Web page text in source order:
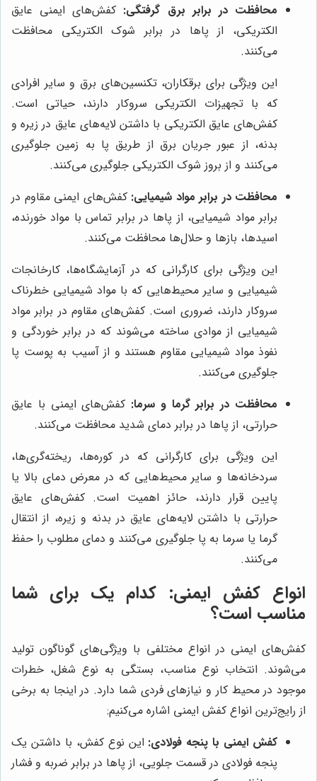
محافظت در برابر برق گرفتگی: کفش‌های ایمنی عایق
الکتریکی، از پاها در برابر شوک الکتریکی محافظت
می‌کنند.
این ویژگی برای برقکاران، تکنسین‌های برق و سایر افرادی
که با تجهیزات الکتریکی سروکار دارند، حیاتی است.
کفش‌های عایق الکتریکی با داشتن لایه‌های عایق در زیره و
بدنه، از عبور جریان برق از طریق پا به زمین جلوگیری
می‌کنند و از بروز شوک الکتریکی جلوگیری می‌کنند.
محافظت در برابر مواد شیمیایی: کفش‌های ایمنی مقاوم در
برابر مواد شیمیایی، از پاها در برابر تماس با مواد خورنده،
اسیدها، بازها و حلال‌ها محافظت می‌کنند.
این ویژگی برای کارگرانی که در آزمایشگاه‌ها، کارخانجات
شیمیایی و سایر محیط‌هایی که با مواد شیمیایی خطرناک
سروکار دارند، ضروری است. کفش‌های مقاوم در برابر مواد
شیمیایی از موادی ساخته می‌شوند که در برابر خوردگی و
نفوذ مواد شیمیایی مقاوم هستند و از آسیب به پوست پا
جلوگیری می‌کنند.
محافظت در برابر گرما و سرما: کفش‌های ایمنی با عایق
حرارتی، از پاها در برابر دمای شدید محافظت می‌کنند.
این ویژگی برای کارگرانی که در کوره‌ها، ریخته‌گری‌ها،
سردخانه‌ها و سایر محیط‌هایی که در معرض دمای بالا یا
پایین قرار دارند، حائز اهمیت است. کفش‌های عایق
حرارتی با داشتن لایه‌های عایق در بدنه و زیره، از انتقال
گرما یا سرما به پا جلوگیری می‌کنند و دمای مطلوب را حفظ
می‌کنند.
انواع کفش ایمنی: کدام یک برای شما
مناسب است؟
کفش‌های ایمنی در انواع مختلفی با ویژگی‌های گوناگون تولید
می‌شوند. انتخاب نوع مناسب، بستگی به نوع شغل، خطرات
موجود در محیط کار و نیازهای فردی شما دارد. در اینجا به برخی
از رایج‌ترین انواع کفش ایمنی اشاره می‌کنیم:
کفش ایمنی با پنجه فولادی: این نوع کفش، با داشتن یک
پنجه فولادی در قسمت جلویی، از پاها در برابر ضربه و فشار